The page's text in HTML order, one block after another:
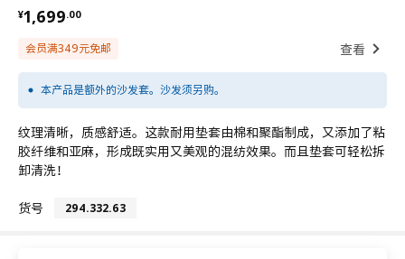
¥1,699.00
¥ 1699.00
会员满349元免邮 查看
本产品是额外的沙发套。沙发须另购。
纹理清晰，质感舒适。这款耐用垫套由棉和聚酯制成，又添加了粘
胶纤维和亚麻，形成既实用又美观的混纺效果。而且垫套可轻松拆
卸清洗！
货号 294.332.63